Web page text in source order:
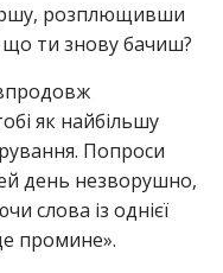
розплющивши
що ти знову бачиш?
як найбільшу
Попроси
день незворушно,
слова із однієї
промине».